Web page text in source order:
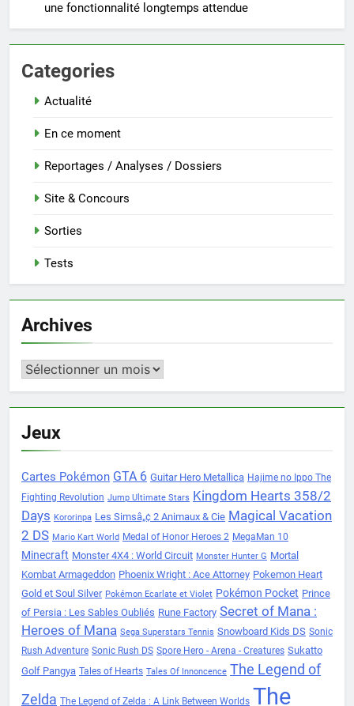
une fonctionnalité longtemps attendue
Categories
Actualité
En ce moment
Reportages / Analyses / Dossiers
Site & Concours
Sorties
Tests
Archives
Archives
Jeux
Cartes Pokémon GTA 6 Guitar Hero Metallica Hajime no Ippo The
Fighting Revolution Jump Ultimate Stars Kingdom Hearts 358/2
Days Kororinpa Les Simsâ„¢ 2 Animaux & Cie Magical Vacation
2 DS Mario Kart World Medal of Honor Heroes 2 MegaMan 10
Minecraft Monster 4X4 : World Circuit Monster Hunter G Mortal
Kombat Armageddon Phoenix Wright : Ace Attorney Pokemon Heart
Gold et Soul Silver Pokémon Ecarlate et Violet Pokémon Pocket Prince
of Persia : Les Sables Oubliés Rune Factory Secret of Mana :
Heroes of Mana Sega Superstars Tennis Snowboard Kids DS Sonic
Rush Adventure Sonic Rush DS Spore Hero - Arena - Creatures Sukatto
Golf Pangya Tales of Hearts Tales Of Innoncence The Legend of
Zelda The Legend of Zelda : A Link Between Worlds The